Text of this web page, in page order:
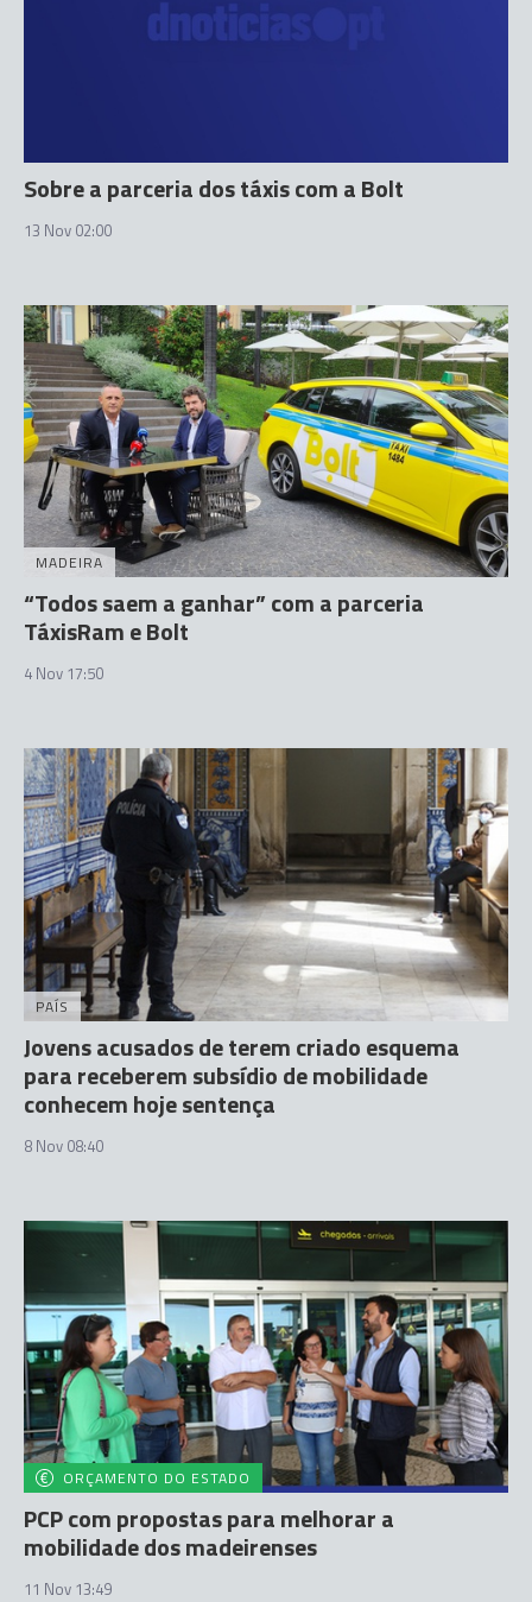
Sobre a parceria dos táxis com a Bolt
13 Nov 02:00
MADEIRA
“Todos saem a ganhar” com a parceria
TáxisRam e Bolt
4 Nov 17:50
PAÍS
Jovens acusados de terem criado esquema
para receberem subsídio de mobilidade
conhecem hoje sentença
8 Nov 08:40
ORÇAMENTO DO ESTADO
PCP com propostas para melhorar a
mobilidade dos madeirenses
11 Nov 13:49